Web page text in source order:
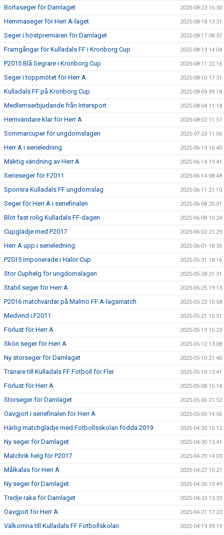
Bortaseger för Damlaget 2025-08-23 16:30
Hemmaseger för Herr A-laget 2025-08-18 13:31
Seger i höstpremiären för Damlaget 2025-08-17 08:37
Framgångar för Kulladals FF i Kronborg Cup 2025-08-13 14:04
P2015 Blå Segrare i Kronborg Cup 2025-08-11 22:16
Seger i toppmötet för Herr A 2025-08-10 17:31
Kulladals FF på Kronborg Cup 2025-08-09 09:18
Medlemserbjudande från Intersport 2025-08-04 11:18
Hemvändare klar för Herr A 2025-08-02 11:57
Sommarcuper för ungdomslagen 2025-07-23 11:06
Herr A i serieledning 2025-06-19 16:40
Mäktig vändning av Herr A 2025-06-14 19:41
Serieseger för F2011 2025-06-14 08:48
Sponsra Kulladals FF ungdomslag 2025-06-11 21:10
Seger för Herr A i seriefinalen 2025-06-08 20:01
Blöt fast rolig Kulladals FF-dagen 2025-06-08 10:24
Cupglädje med P2017 2025-06-02 21:29
Herr A upp i serieledning 2025-06-01 18:35
P2015 imponerade i Halör Cup 2025-05-31 18:16
Stor Cuphelg för ungdomslagen 2025-05-28 21:31
Stabil seger för Herr A 2025-05-25 19:13
P2016 matchvärdar på Malmö FF A-lagsmatch 2025-05-23 15:58
Medvind i F2011 2025-05-21 15:51
Förlust för Herr A 2025-05-19 15:23
Skön seger för Herr A 2025-05-12 13:08
Ny storseger för Damlaget 2025-05-10 21:40
Tränare till Kulladals FF Fotboll för Fler 2025-05-10 13:41
Förlust för Herr A 2025-05-08 15:14
Storseger för Damlaget 2025-05-06 21:52
Oavgjort i seriefinalen för Herr A 2025-05-05 14:56
Härlig matchglädje med Fotbollsskolan födda 2019 2025-04-30 15:12
Ny seger för Damlaget 2025-04-30 13:41
Matchrik helg för P2017 2025-04-29 14:03
Målkalas för Herr A 2025-04-27 15:27
Ny seger för Damlaget 2025-04-26 19:49
Tredje raka för Damlaget 2025-04-23 13:33
Oavgjort för Herr A 2025-04-21 17:23
Välkomna till Kulladals FF Fotbollskolan 2025-04-19 09:19